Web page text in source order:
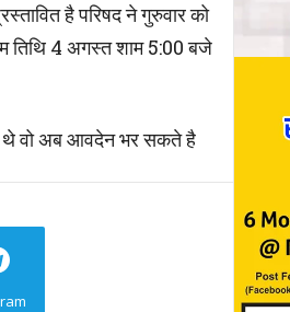
है परिषद ने गुरुवार को
तिथि 4 अगस्त शाम 5:00 बजे
थे वो अब आवदेन भर सकते है